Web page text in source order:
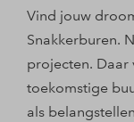
Vind jouw
Snakkerburen.
projecten.
toekomstige
als